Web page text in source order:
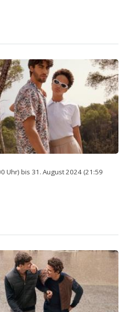
Uhr) bis 31. August 2024 (21:59